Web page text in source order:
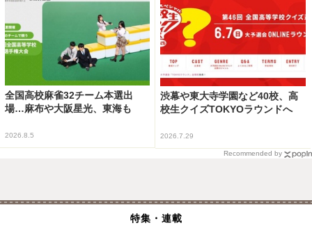
全国高校麻雀32チーム本選出
場…麻布や大阪星光、東海も
2026.8.5
渋幕や東大寺学園など40校、高
校生クイズTOKYOラウンドへ
2026.7.29
Recommended by
特集・連載